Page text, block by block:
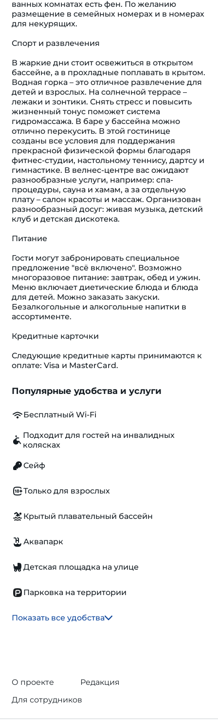
ванных комнатах есть фен. По желанию
размещение в семейных номерах и в номерах
для некурящих.
Спорт и развлечения
В жаркие дни стоит освежиться в открытом
бассейне, а в прохладные поплавать в крытом.
Водная горка – это отличное развлечение для
детей и взрослых. На солнечной террасе –
лежаки и зонтики. Снять стресс и повысить
жизненный тонус поможет система
гидромассажа. В баре у бассейна можно
отлично перекусить. В этой гостинице
созданы все условия для поддержания
прекрасной физической формы благодаря
фитнес-студии, настольному теннису, дартсу и
гимнастике. В велнес-центре вас ожидают
разнообразные услуги, например: спа-
процедуры, сауна и хамам, а за отдельную
плату – салон красоты и массаж. Организован
разнообразный досуг: живая музыка, детский
клуб и детская дискотека.
Питание
Гости могут забронировать специальное
предложение "всё включено". Возможно
многоразовое питание: завтрак, обед и ужин.
Меню включает диетические блюда и блюда
для детей. Можно заказать закуски.
Безалкогольные и алкогольные напитки в
ассортименте.
Кредитные карточки
Следующие кредитные карты принимаются к
оплате: Visa и MasterCard.
Популярные удобства и услуги
Бесплатный Wi-Fi
Подходит для гостей на инвалидных
колясках
Сейф
Только для взрослых
Крытый плавательный бассейн
Аквапарк
Детская площадка на улице
Парковка на территории
Показать все удобства
О проекте
Редакция
Для сотрудников